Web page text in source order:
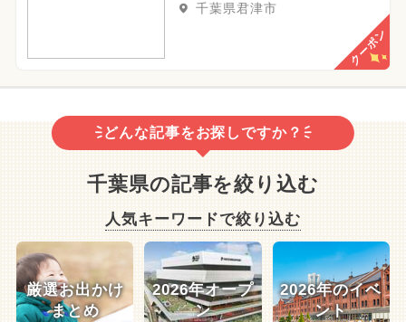
千葉県君津市
クーポン
どんな記事をお探しですか？
千葉県の記事を絞り込む
人気キーワードで絞り込む
厳選お出かけ
まとめ
2026年オープ
ン
2026年のイベ
ント